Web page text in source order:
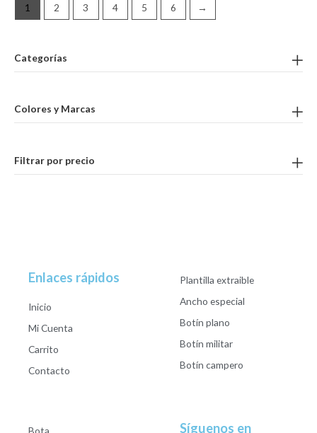
Categorías
Colores y Marcas
Filtrar por precio
1 2 3 4 5 6 →
Enlaces rápidos
Inicio
Mi Cuenta
Carrito
Contacto
Plantilla extraible
Ancho especial
Botín plano
Botín militar
Botín campero
Bota
Síguenos en